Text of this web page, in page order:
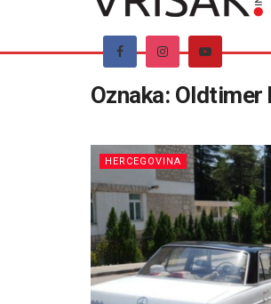
Oznaka: Oldtimer
HERCEGOVINA